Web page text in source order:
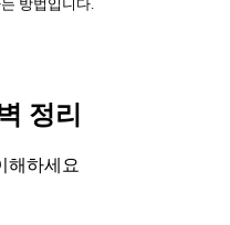
방법입니다.
정리
해하세요